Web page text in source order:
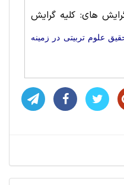
های: کلیه گرایش
علوم تربيتی در زمینه